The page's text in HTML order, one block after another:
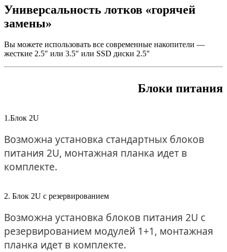
Универсальность лотков «горячей
замены»
Вы можете использовать все современные накопители —
жесткие 2.5″ или 3.5″ или SSD диски 2.5″
Блоки питания
1.Блок 2U
Возможна установка стандартных блоков
питания 2U, монтажная планка идет в
комплекте.
2. Блок 2U с резервированием
Возможна установка блоков питания 2U с
резервированием модулей 1+1, монтажная
планка идет в комплекте.